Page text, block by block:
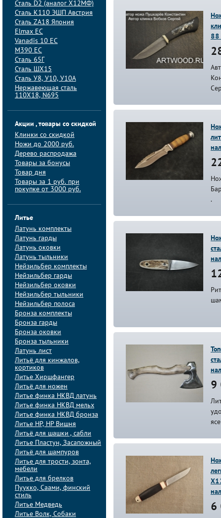
Сталь D2 (аналог Х12МФ)
Сталь K110 ЭШП Австрия
Сталь ZA18 Япония
Elmax ЕС
Vanadis 10 ЕС
M390 ЕС
Сталь 65Г
Сталь ШХ15
Сталь У8, У10, У10А
Нержавеющая сталь
110Х18, N695
Акции , товары со скидкой
Клинки со скидкой
Ножи до 2000 руб.
Дерево распродажа
Товары за бонусы
Товар дня
Товары за 1 руб. при
покупке от 3000 руб.
Литье
Латунь комплекты
Латунь гарды
Латунь оковки
Латунь тыльники
Нейзильбер комплекты
Нейзильбер гарды
Нейзильбер оковки
Нейзильбер тыльники
Нейзильбер полоса
Бронза комплекты
Бронза гарды
Бронза оковки
Бронза тыльники
Латунь лист
Литьё для кинжалов,
кортиков
Литье Хиршфангер
Литьё для ножен
Литье финка НКВД латунь
Литье финка НКВД мельх
Литье финка НКВД бронза
Литье НР, НР Вишня
Литьё для шашки , сабли
Литье Пластун, Засапожный
Литьё для шампуров
Литье для трости, зонта,
мебели
Литье для брелков
Пуукко, Саами, финский
стиль
Литье Медведь
Литье Волк, Собаки
88
.
9
6